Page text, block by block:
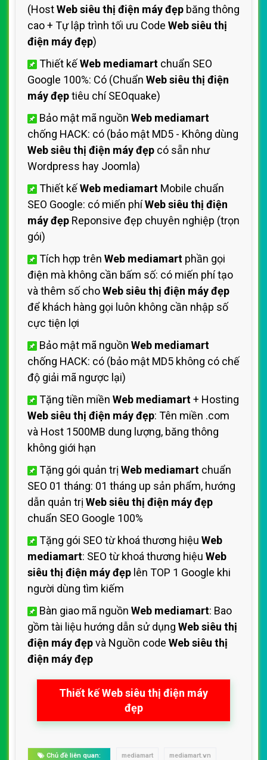
(HostWeb siêu thị điện máy đẹp băng thông
cao + Tự lập trình tối ưu Code Web siêu thị
điện máy đẹp)
Thiết kếWeb mediamart chuẩn SEO
Google 100%: Có (Chuẩn Web siêu thị điện
máy đẹptiêu chí SEOquake)
Bảo mật mã nguồn Web mediamart
chống HACK: có (bảo mật MD5 - Không dùng
Web siêu thị điện máy đẹp có sẵn như
Wordpress hay Joomla)
Thiết kếWeb mediamart Mobile chuẩn
SEO Google: có miến phíWeb siêu thị điện
máy đẹp Reponsive đẹp chuyên nghiệp (trọn
gói)
Tích hợp trên Web mediamart phần gọi
điện mà không cần bấm số: có miến phí tạo
và thêm số choWeb siêu thị điện máy đẹp
để khách hàng gọi luôn không cần nhập số
cực tiện lợi
Bảo mật mã nguồn Web mediamart
chống HACK: có (bảo mật MD5 không có chế
độ giải mã ngược lại)
Tặng tiền miền Web mediamart+ Hosting
Web siêu thị điện máy đẹp: Tên miền .com
và Host 1500MB dung lượng, băng thông
không giới hạn
Tặng gói quản trị Web mediamart chuẩn
SEO 01 tháng: 01 tháng up sản phẩm, hướng
dẫn quản trị Web siêu thị điện máy đẹp
chuẩn SEO Google 100%
Tặng gói SEO từ khoá thương hiệu Web
mediamart: SEO từ khoá thương hiệu Web
siêu thị điện máy đẹp lên TOP 1 Google khi
người dùng tìm kiếm
Bàn giao mã nguồn Web mediamart: Bao
gồm tài liệu hướng dẫn sử dụng Web siêu thị
điện máy đẹpvà Nguồn code Web siêu thị
điện máy đẹp
Thiết kế Web siêu thị điện máy
đẹp
Chủ đề liên quan: mediamart mediamart.vn